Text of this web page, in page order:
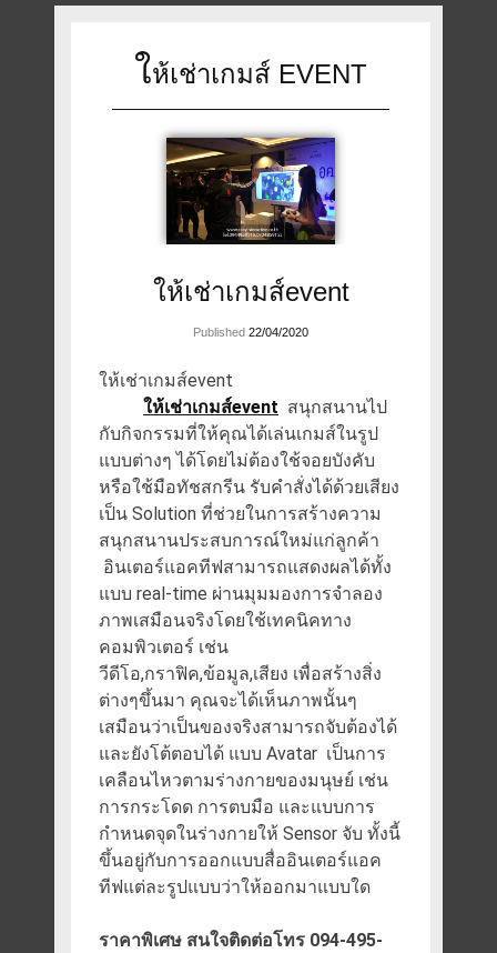
content
ให้เช่าเกมส์ EVENT
ให้เช่าเกมส์event
Published 22/04/2020
ให้เช่าเกมส์event
ให้เช่าเกมส์event สนุกสนานไป
กับกิจกรรมที่ให้คุณได้เล่นเกมส์ในรูป
แบบต่างๆ ได้โดยไม่ต้องใช้จอยบังคับ
หรือใช้มือทัชสกรีน รับคำสั่งได้ด้วยเสียง
เป็น Solution ที่ช่วยในการสร้างความ
สนุกสนานประสบการณ์ใหม่แก่ลูกค้า
อินเตอร์แอคทีฟสามารถแสดงผลได้ทั้ง
แบบ real-time ผ่านมุมมองการจำลอง
ภาพเสมือนจริงโดยใช้เทคนิคทาง
คอมพิวเตอร์ เช่น
วีดีโอ,กราฟิค,ข้อมูล,เสียง เพื่อสร้างสิ่ง
ต่างๆขึ้นมา คุณจะได้เห็นภาพนั้นๆ
เสมือนว่าเป็นของจริงสามารถจับต้องได้
และยังโต้ตอบได้ แบบ Avatar เป็นการ
เคลือนไหวตามร่างกายของมนุษย์ เช่น
การกระโดด การตบมือ และแบบการ
กำหนดจุดในร่างกายให้ Sensor จับ ทั้งนี้
ขึ้นอยู่กับการออกแบบสื่ออินเตอร์แอค
ทีฟแต่ละรูปแบบว่าให้ออกมาแบบใด
ราคาพิเศษ สนใจติดต่อโทร 094-495-